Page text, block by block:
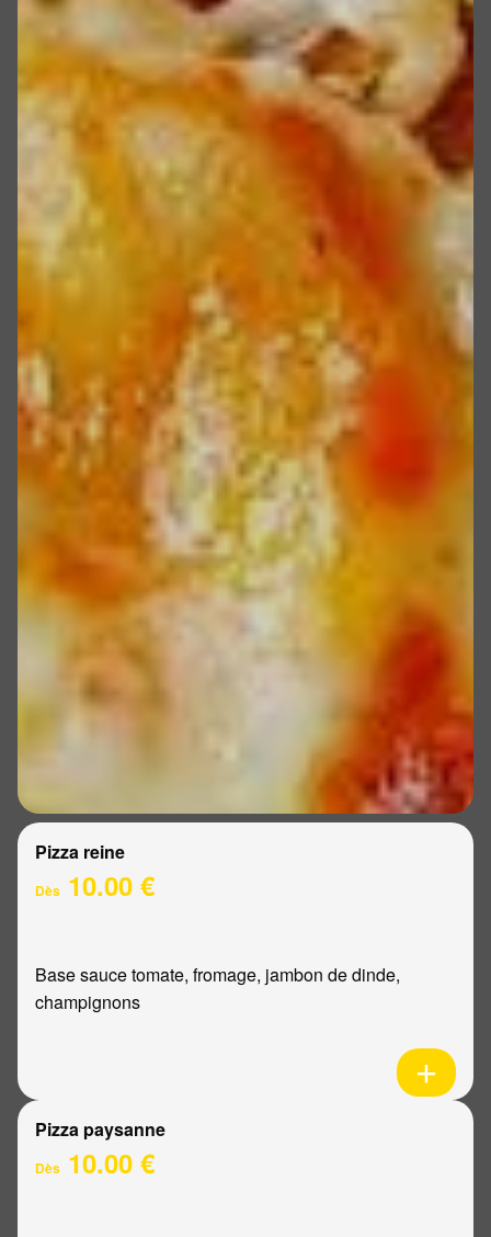
Pizza reine
Dès 10.00 €
Base sauce tomate, fromage, jambon de dinde,
champignons
Pizza paysanne
Dès 10.00 €